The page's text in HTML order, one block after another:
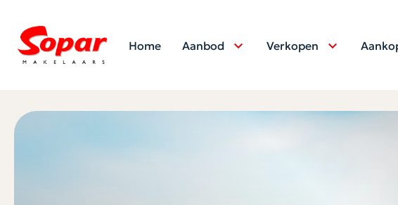
Home Aanbod Verkopen